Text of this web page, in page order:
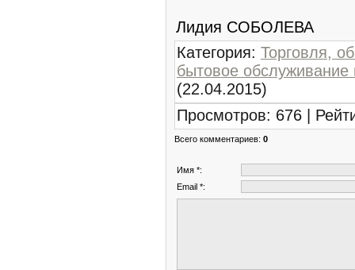
Лидия СОБОЛЕВА
Категория: Торговля,
бытовое обслуживание
(22.04.2015)
Просмотров: 676 |
Всего комментариев: 0
Имя *:
Email *: